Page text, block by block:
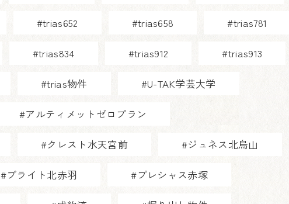
#trias652 #trias658 #trias781
#trias834 #trias912 #trias913
#trias物件 #U-TAK学芸大学
#アルティメットゼロプラン
#クレスト水天宮前 #ジュネス北烏山
#ブライト北赤羽 #プレシャス赤塚